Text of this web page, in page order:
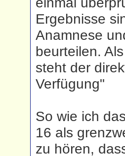
Ergebnisse
Anamnese
beurteilen.
steht der
Verfügung"
So wie ich
16 als
zu hören,